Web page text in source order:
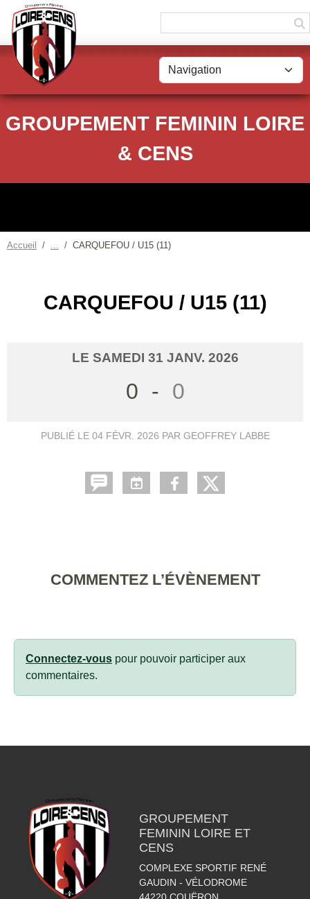
GROUPEMENT FEMININ LOIRE
& CENS
Accueil CARQUEFOU / U15 (11)
CARQUEFOU / U15 (11)
LE SAMEDI 31 JANV. 2026
0 - 0
PUBLIÉ LE 04 FÉVR. 2026 PAR GEOFFREY LABBE
COMMENTEZ L’ÉVÈNEMENT
Connectez-vous pour pouvoir participer aux
commentaires.
GROUPEMENT
FEMININ LOIRE ET
CENS
COMPLEXE SPORTIF RENÉ
GAUDIN - VÉLODROME
44220 COUËRON
Panneau de gestion des cookies